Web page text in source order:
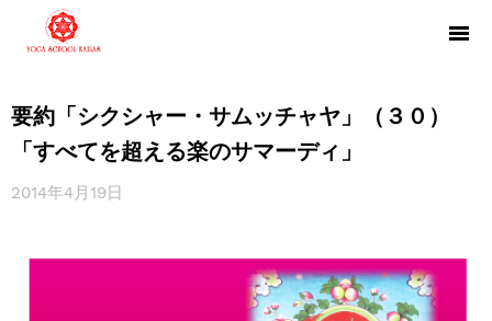
要約「シクシャー・サムッチャヤ」（３０）
「すべてを超える楽のサマーディ」
2014年4月19日